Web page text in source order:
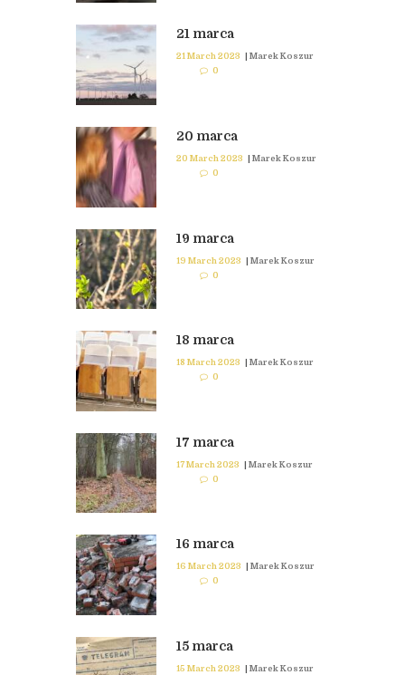
21 marca
21 March 2023
Marek Koszur
0
20 marca
20 March 2023 | Marek Koszur
0
19 marca
19 March 2023 | Marek Koszur
0
18 marca
18 March 2023 | Marek Koszur
0
17 marca
17 March 2023 | Marek Koszur
0
16 marca
16 March 2023
Marek Koszur
0
15 marca
15 March 2023 | Marek Koszur